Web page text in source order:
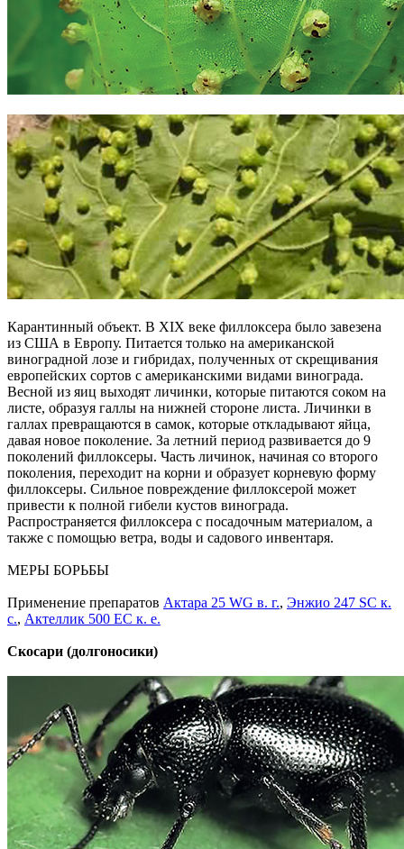
Карантинный объект. В XIX веке филлоксера было завезена
из США в Европу. Питается только на американской
виноградной лозе и гибридах, полученных от скрещивания
европейских сортов с американскими видами винограда.
Весной из яиц выходят личинки, которые питаются соком на
листе, образуя галлы на нижней стороне листа. Личинки в
галлах превращаются в самок, которые откладывают яйца,
давая новое поколение. За летний период развивается до 9
поколений филлоксеры. Часть личинок, начиная со второго
поколения, переходит на корни и образует корневую форму
филлоксеры. Сильное повреждение филлоксерой может
привести к полной гибели кустов винограда.
Распространяется филлоксера с посадочным материалом, а
также с помощью ветра, воды и садового инвентаря.
МЕРЫ БОРЬБЫ
Применение препаратов Актара 25 WG в. г., Энжио 247 SC к.
с., Актеллик 500 ЕС к. е.
Скосари (долгоносики)